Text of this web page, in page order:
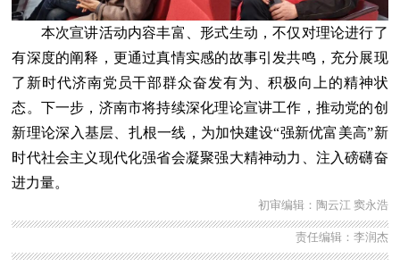
本次宣讲活动内容丰富、形式生动，不仅对理论进行了
有深度的阐释，更通过真情实感的故事引发共鸣，充分展现
了新时代济南党员干部群众奋发有为、积极向上的精神状
态。下一步，济南市将持续深化理论宣讲工作，推动党的创
新理论深入基层、扎根一线，为加快建设“强新优富美高”新
时代社会主义现代化强省会凝聚强大精神动力、注入磅礴奋
进力量。
初审编辑：陶云江 窦永浩
责任编辑：李润杰